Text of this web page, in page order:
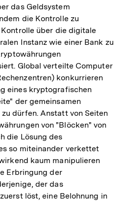
das Geldsystem
die Kontrolle zu
über die digitale
Instanz wie einer Bank zu
Global verteilte Computer
konkurrieren
eines kryptografischen
der gemeinsamen
dürfen. Anstatt von Seiten
von "Blöcken" von
die Lösung des
so miteinander verkettet
kaum manipulieren
Erbringung der
der das
löst, eine Belohnung in